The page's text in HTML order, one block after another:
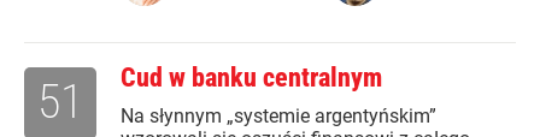
Cud w banku centralnym
Na słynnym „systemie argentyńskim”
51